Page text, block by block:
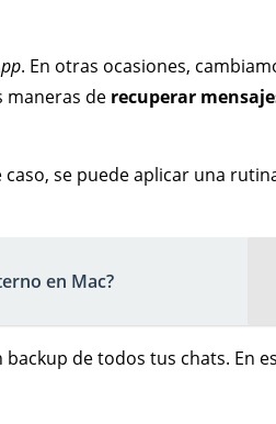
. En otras ocasiones,
maneras de recuperar
se puede aplicar una
en Mac?
de todos tus chats. En